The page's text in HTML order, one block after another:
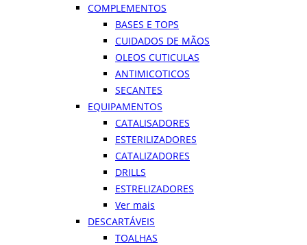
COMPLEMENTOS
BASES E TOPS
CUIDADOS DE MÃOS
OLEOS CUTICULAS
ANTIMICOTICOS
SECANTES
EQUIPAMENTOS
CATALISADORES
ESTERILIZADORES
CATALIZADORES
DRILLS
ESTRELIZADORES
Ver mais
DESCARTÁVEIS
TOALHAS